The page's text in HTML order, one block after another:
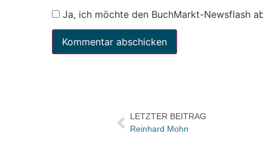
Ja, ich möchte den BuchMarkt-Newsflash
LETZTER BEITRAG
Reinhard Mohn